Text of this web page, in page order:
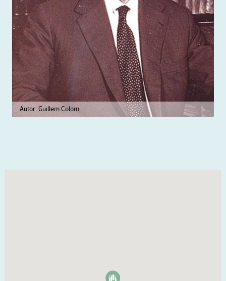
Autor: Guillem Colom